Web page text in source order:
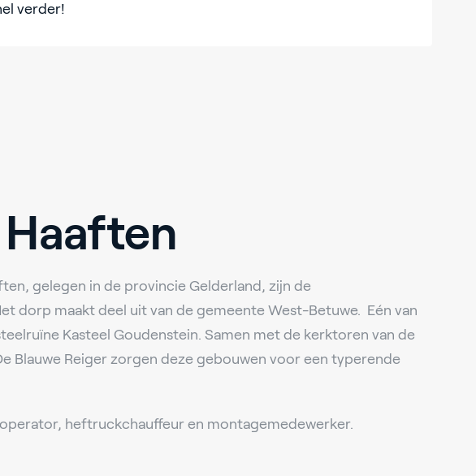
verder!
gelegen in de provincie Gelderland, zijn de
dorp maakt deel uit van de gemeente West-Betuwe. Eén van
Kasteel Goudenstein. Samen met de kerktoren van de
Blauwe Reiger zorgen deze gebouwen voor een typerende
heftruckchauffeur en montagemedewerker.